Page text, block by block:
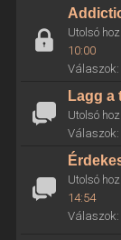
Utolsó
10:00
Válaszok:
Lagg a
Utolsó
Válaszok:
Utolsó
14:54
Válaszok: